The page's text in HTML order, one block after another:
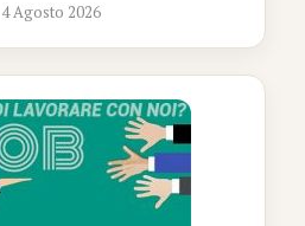
4 Agosto 2026